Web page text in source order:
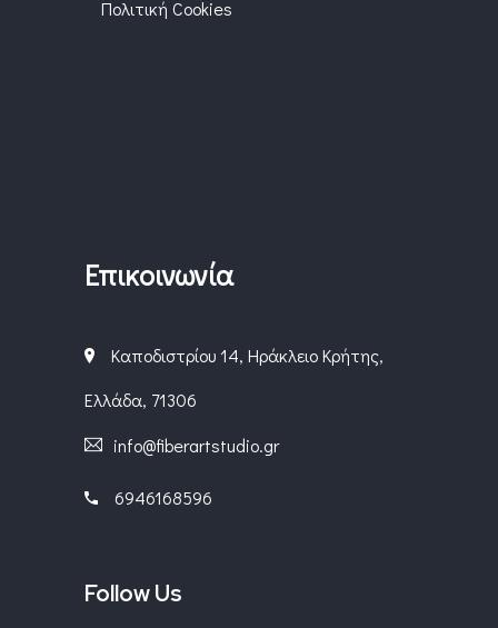
Πολιτική Cookies
Επικοινωνία
Καποδιστρίου 14, Ηράκλειο Κρήτης,
Ελλάδα, 71306
info@fiberartstudio.gr
6946168596
Follow Us